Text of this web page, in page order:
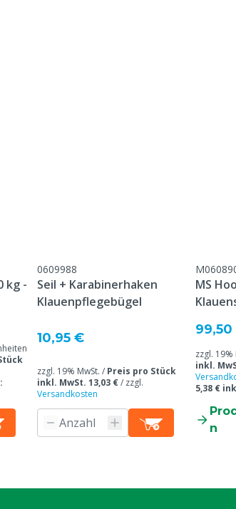
kg -
0609988
Seil + Karabinerhaken
Klauenpflegebügel
10,95 €
zzgl. 19% MwSt. / Preis pro Stück
inkl. MwSt. 13,03 €/ zzgl.
Versandkosten
MS
zzgl. 19%
inkl.
5,38 €
n